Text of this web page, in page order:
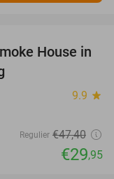
37%
House in
9.9 star
Regulier €47,40
€29,95